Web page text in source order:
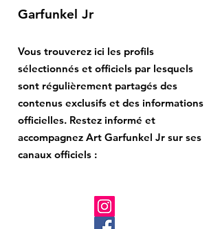
Garfunkel Jr
Vous trouverez ici les profils
sélectionnés et officiels par lesquels
sont régulièrement partagés des
contenus exclusifs et des informations
officielles. Restez informé et
accompagnez Art Garfunkel Jr sur ses
canaux officiels :